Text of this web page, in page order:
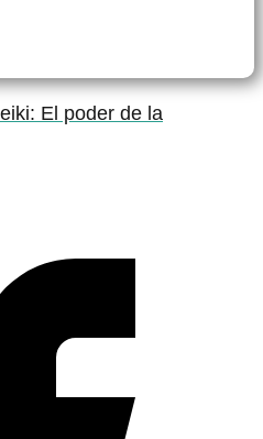
El poder de la